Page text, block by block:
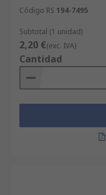
Código RS 194-7495
Subtotal (1 unidad)
2,20 €(exc. IVA)
Cantidad